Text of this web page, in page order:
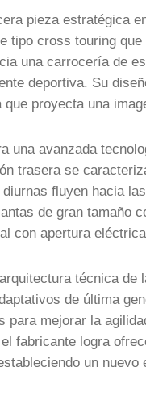
pieza estratégica
tipo cross touring
una carrocería de
deportiva. Su
proyecta una
una avanzada
trasera se
fluyen hacia
de gran tamaño
con apertura
técnica de
de última
mejorar la
fabricante logra
un